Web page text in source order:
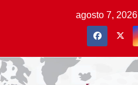
agosto 7, 2026